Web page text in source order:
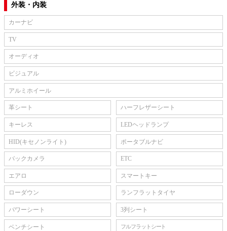
外装・内装
カーナビ
TV
オーディオ
ビジュアル
アルミホイール
革シート ハーフレザーシート
キーレス LEDヘッドランプ
HID(キセノンライト) ポータブルナビ
バックカメラ ETC
エアロ スマートキー
ローダウン ランフラットタイヤ
パワーシート 3列シート
ベンチシート フルフラットシート